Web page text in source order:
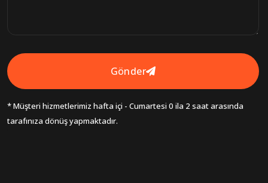
Gönder
* Müşteri hizmetlerimiz hafta içi - Cumartesi 0 ila 2 saat arasında
tarafınıza dönüş yapmaktadır.